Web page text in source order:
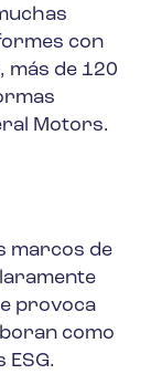
con
más de 120
Motors.
marcos de
provoca
como